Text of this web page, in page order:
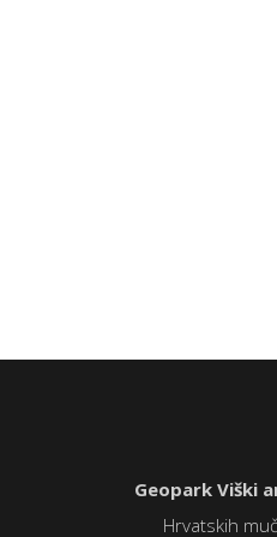
Geopark Viški
Hrvatskih